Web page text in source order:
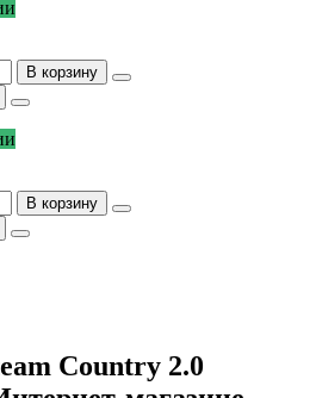
В корзину
В корзину
Country 2.0